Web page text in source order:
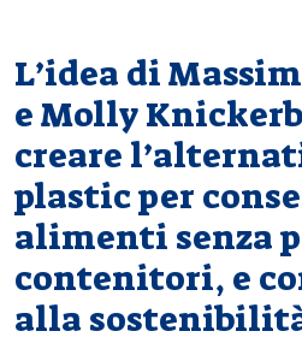
L’idea di
e Molly
creare
plastic per
alimenti senza
contenitori, e
alla